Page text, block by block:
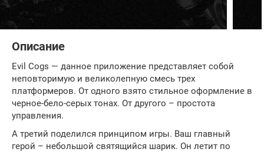
Описание
Evil Cogs — данное приложение представляет собой
неповторимую и великолепную смесь трех
платформеров. От одного взято стильное оформление в
черное-бело-серых тонах. От другого – простота
управления.
А третий поделился принципом игры. Ваш главный
герой – небольшой святящийся шарик. Он летит по